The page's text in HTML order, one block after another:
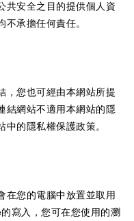
共安全之目的提供個人資
承擔任何責任。
，您也可經由本網站所提
結網站不適用本網站的隱
的隱私權保護政策。
在您的電腦中放置並取用
寫入，您可在您使用的瀏